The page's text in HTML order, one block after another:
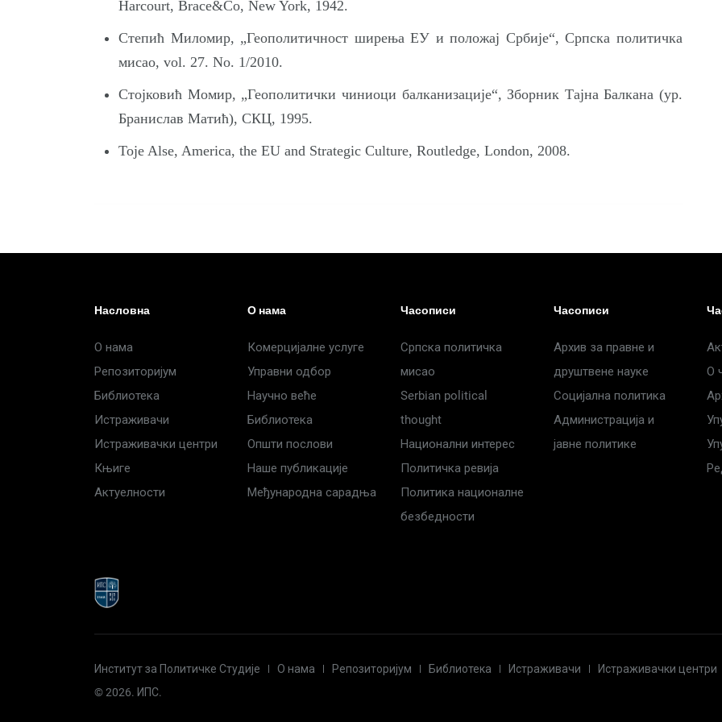
Harcourt, Brace&Co, New York, 1942.
Степић Миломир, „Геополитичност ширења ЕУ и положај Србије“, Српска политичка
мисао, vol. 27. No. 1/2010.
Стојковић Момир, „Геополитички чиниоци балканизације“, Зборник Тајна Балкана (ур.
Бранислав Матић), СКЦ, 1995.
Toje Alse, America, the EU and Strategic Culture, Routledge, London, 2008.
Насловна
О нама
Репозиторијум
Библиотека
Истраживачи
Истраживачки центри
Књиге
Актуелности
О нама
Комерцијалне услуге
Управни одбор
Научно веће
Библиотека
Општи послови
Наше публикације
Међународна сарадња
Часописи
Српска политичка
мисао
Serbian political
thought
Национални интерес
Политичка ревија
Политика националне
безбедности
Часописи
Архив за правне и
друштвене науке
Социјална политика
Администрација и
јавне политике
О
Институт за Политичке Студије О нама Репозиторијум Библиотека Истраживачи Истраживачки центри
© 2026. ИПС.